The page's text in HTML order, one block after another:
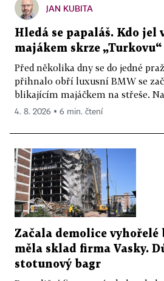
JAN KUBITA
Hledá se papaláš. Kdo jel
majákem skrze
Před několika dny se do jedné
přihnalo obří luxusní BMW se
blikajícím majáčkem na střeše.
4. 8. 2026 ▪ 6 min. čtení
Začala demolice vyhořelé
měla sklad firma Vasky.
stotunový bagr